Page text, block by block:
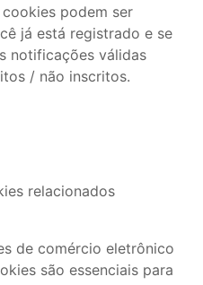
podem ser
já está registrado e se
notificações válidas
/ não inscritos.
relacionados
de comércio eletrônico
são essenciais para